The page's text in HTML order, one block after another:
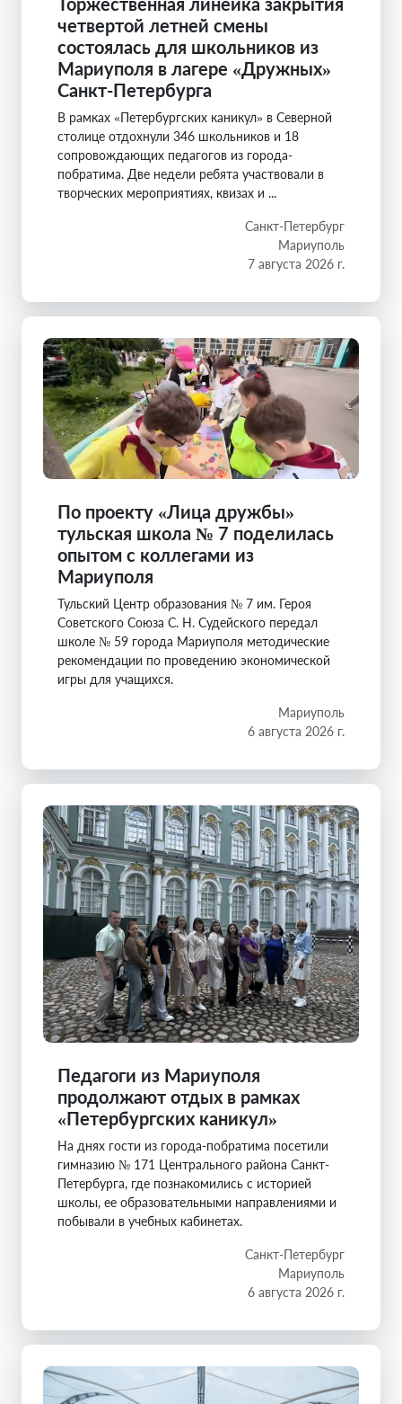
четвертой летней смены
состоялась для школьников из
Мариуполя в лагере «Дружных»
Санкт-Петербурга
В рамках «Петербургских каникул» в Северной
столице отдохнули 346 школьников и 18
сопровождающих педагогов из города-
побратима. Две недели ребята участвовали в
творческих мероприятиях, квизах и ...
Санкт-Петербург
Мариуполь
7 августа 2026 г.
По проекту «Лица дружбы»
тульская школа № 7 поделилась
опытом с коллегами из
Мариуполя
Тульский Центр образования № 7 им. Героя
Советского Союза С. Н. Судейского передал
школе № 59 города Мариуполя методические
рекомендации по проведению экономической
игры для учащихся.
Мариуполь
6 августа 2026 г.
Педагоги из Мариуполя
продолжают отдых в рамках
«Петербургских каникул»
На днях гости из города-побратима посетили
гимназию № 171 Центрального района Санкт-
Петербурга, где познакомились с историей
школы, ее образовательными направлениями и
побывали в учебных кабинетах.
Санкт-Петербург
Мариуполь
6 августа 2026 г.